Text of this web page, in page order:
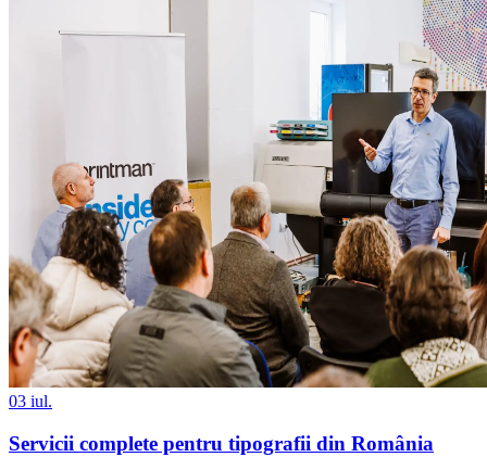
03 iul.
Servicii complete pentru tipografii din România